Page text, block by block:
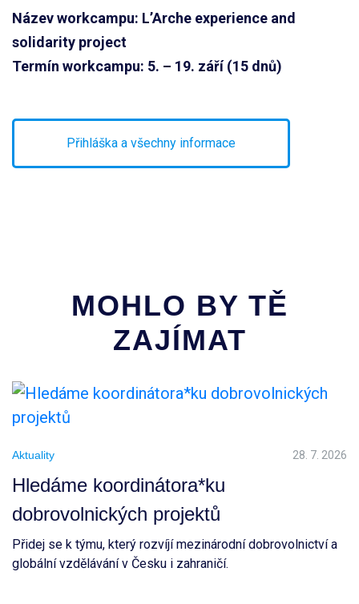
Název workcampu: L’Arche experience and
solidarity project
Termín workcampu: 5. – 19. září (15 dnů)
Přihláška a všechny informace
MOHLO BY TĚ
ZAJÍMAT
Aktuality 28. 7. 2026
Hledáme koordinátora*ku
dobrovolnických projektů
Přidej se k týmu, který rozvíjí mezinárodní dobrovolnictví a
globální vzdělávání v Česku i zahraničí.